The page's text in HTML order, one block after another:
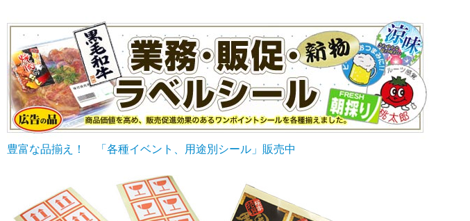
豊富な品揃え！ 「各種イベント、用途別シール」販売中